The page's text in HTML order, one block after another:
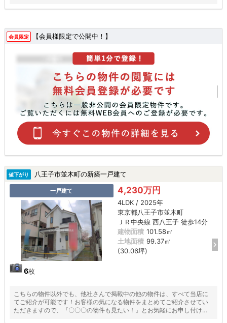
会員限定 【会員様限定で公開中！】
値下がり 八王子市並木町の新築一戸建て
一戸建て
6枚
4,230万円
4LDK / 2025年
東京都八王子市並木町
ＪＲ中央線 西八王子 徒歩14分
建物面積 101.58㎡
土地面積 99.37㎡
(30.06坪)
こちらの物件以外でも、他社さんで掲載中の他の物件は、すべて当店に
てご紹介が可能です！お客様の気になる物件をまとめてご紹介させてい
ただきますので、『〇〇〇の物件も見たい！』とお気軽にお申し付けく